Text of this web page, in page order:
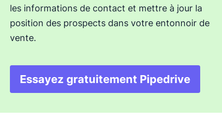
les informations de contact et mettre à jour la
position des prospects dans votre entonnoir de
vente.
Essayez gratuitement Pipedrive
S'ouvre dans une